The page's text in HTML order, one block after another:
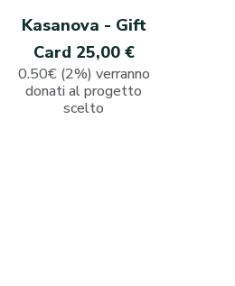
Kasanova - Gift
Card 25,00 €
0.50€ (2%) verranno
donati al progetto
scelto